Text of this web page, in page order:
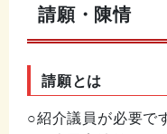
請願・陳情
請願とは
○紹介議員が必要で